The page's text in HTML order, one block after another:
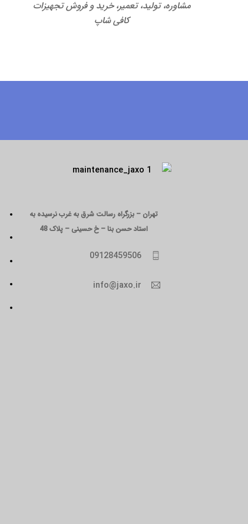
مشاوره، تولید، تعمیر، خرید و فروش تجهیزات
کافی شاپ
تهران – بزرگراه رسالت شرق به غرب نرسیده به
استاد حسن بنا – خ حسینی – پلاک 48
09128459506
info@jaxo.ir